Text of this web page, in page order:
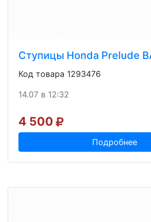
Ступицы Honda Prelude
Код товара 1293476
14.07 в 12:32
4 500
Подробнее